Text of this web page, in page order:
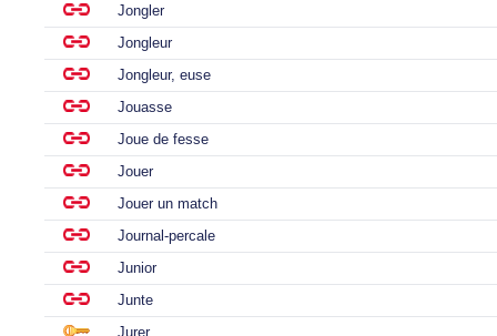
Jongler
Jongleur
Jongleur, euse
Jouasse
Joue de fesse
Jouer
Jouer un match
Journal-percale
Junior
Junte
Jurer